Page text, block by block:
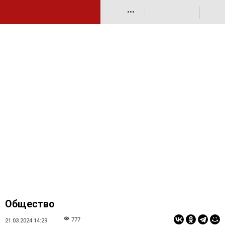
•••
Общество
21.03.2024 14:29 777